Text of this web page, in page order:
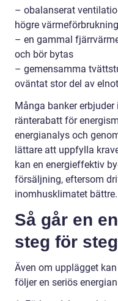
– obalanserat
högre värmeförbrukning
– en gammal
och bör bytas
– gemensamma
oväntat stor del av
Många banker
ränterabatt för
energianalys och
lättare att uppfylla
kan en energieffektiv
försäljning, eftersom
inomhusklimatet bättre.
Så går en
steg för steg
Även om upplägget
följer en seriös